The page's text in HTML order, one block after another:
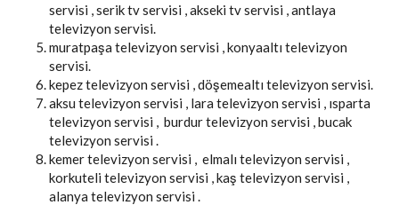
servisi , serik tv servisi , akseki tv servisi , antlaya
televizyon servisi.
muratpaşa televizyon servisi , konyaaltı televizyon
servisi.
kepez televizyon servisi , döşemealtı televizyon servisi.
aksu televizyon servisi , lara televizyon servisi , ısparta
televizyon servisi , burdur televizyon servisi , bucak
televizyon servisi .
kemer televizyon servisi , elmalı televizyon servisi ,
korkuteli televizyon servisi , kaş televizyon servisi ,
alanya televizyon servisi .